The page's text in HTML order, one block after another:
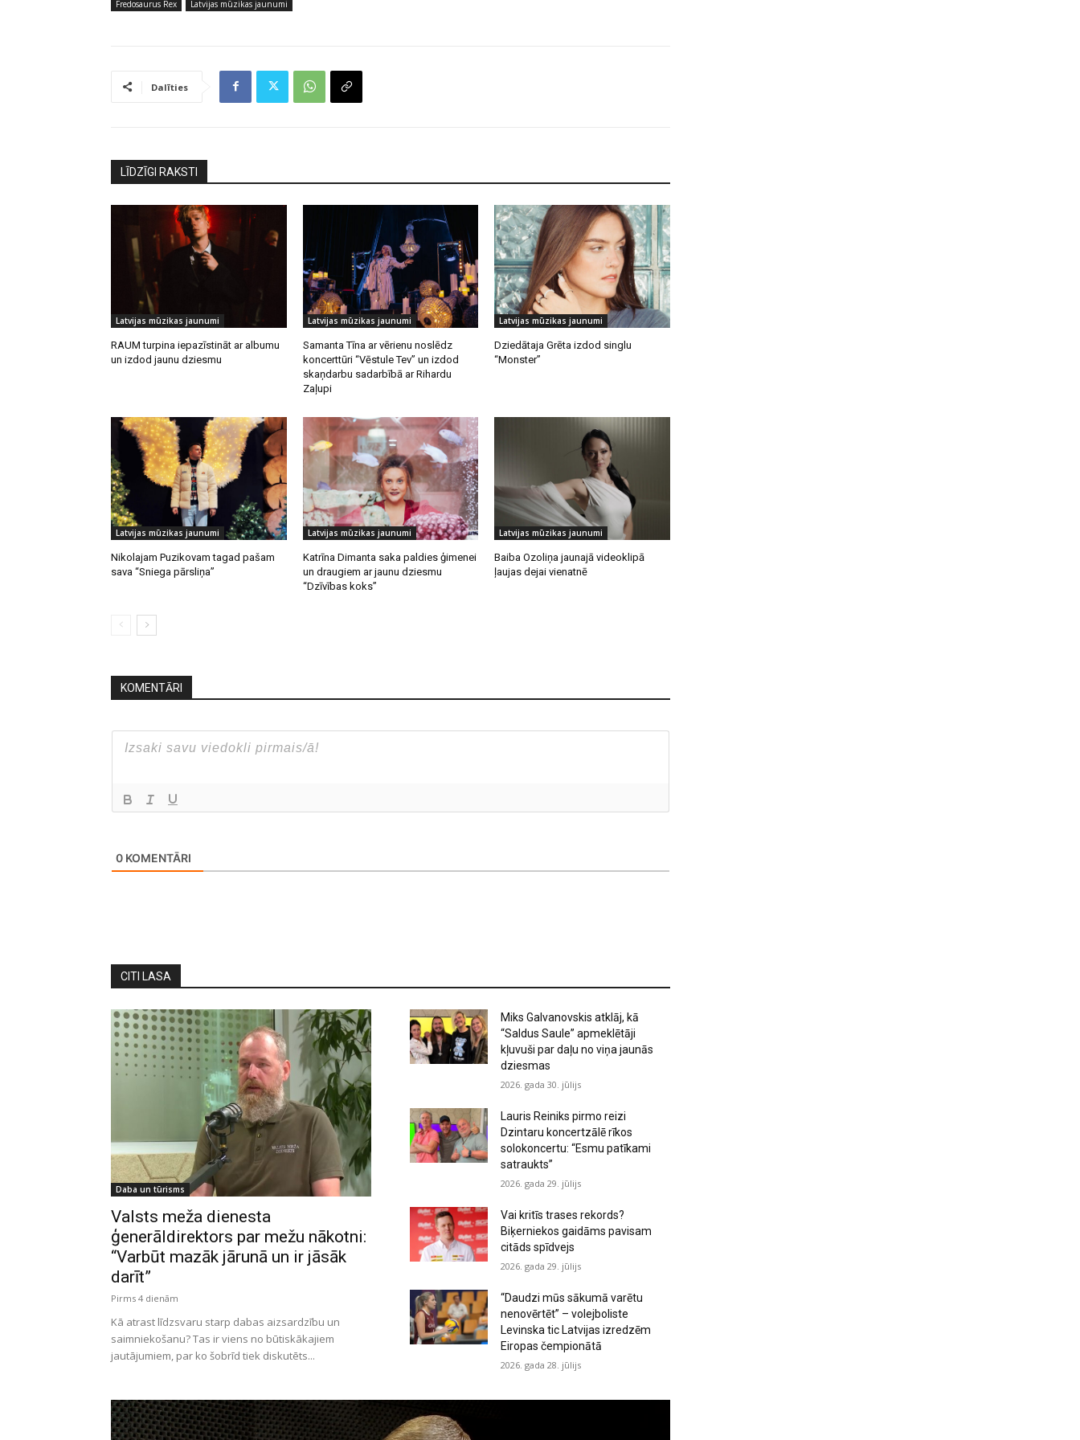
Fredosaurus Rex Latvijas mūzikas jaunumi
Dalīties
LĪDZĪGI RAKSTI
Latvijas mūzikas jaunumi
RAUM turpina iepazīstināt ar albumu
un izdod jaunu dziesmu
Latvijas mūzikas jaunumi
Samanta Tīna ar vērienu noslēdz
koncerttūri “Vēstule Tev” un izdod
skaņdarbu sadarbībā ar Rihardu
Zaļupi
Latvijas mūzikas jaunumi
Dziedātaja Grēta izdod singlu
“Monster”
Latvijas mūzikas jaunumi
Nikolajam Puzikovam tagad pašam
sava “Sniega pārsliņa”
Latvijas mūzikas jaunumi
Katrīna Dimanta saka paldies ģimenei
un draugiem ar jaunu dziesmu
“Dzīvības koks”
Latvijas mūzikas jaunumi
Baiba Ozoliņa jaunajā videoklipā
ļaujas dejai vienatnē
KOMENTĀRI
0 KOMENTĀRI
CITI LASA
Daba un tūrisms
Valsts meža dienesta
ģenerāldirektors par mežu nākotni:
“Varbūt mazāk jārunā un ir jāsāk
darīt”
Pirms 4 dienām
Kā atrast līdzsvaru starp dabas aizsardzību un
saimniekošanu? Tas ir viens no būtiskākajiem
jautājumiem, par ko šobrīd tiek diskutēts...
Miks Galvanovskis atklāj, kā
“Saldus Saule” apmeklētāji
kļuvuši par daļu no viņa jaunās
dziesmas
2026. gada 30. jūlijs
Lauris Reiniks pirmo reizi
Dzintaru koncertzālē rīkos
solokoncertu: “Esmu patīkami
satraukts”
2026. gada 29. jūlijs
Vai kritīs trases rekords?
Biķerniekos gaidāms pavisam
citāds spīdvejs
2026. gada 29. jūlijs
“Daudzi mūs sākumā varētu
nenovērtēt” – volejboliste
Levinska tic Latvijas izredzēm
Eiropas čempionātā
2026. gada 28. jūlijs